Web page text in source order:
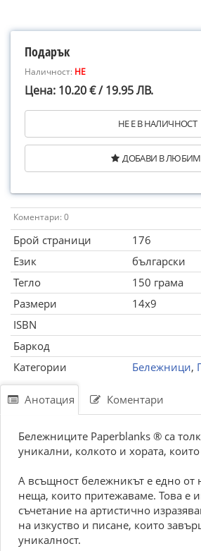
Подарък
Наличност: НЕ
Цена: 10.20 € / 19.95 ЛВ.
НЕ Е В НАЛИЧНОСТ
ДОБАВИ В
Коментари: 0
Брой страници
176
Език
български
Тегло
150 грама
Размери
14x9
ISBN
Баркод
Категории
Бележници,
Анотация Коментари
Бележниците Paperblanks ® са
уникални, колкото и хората, които
А всъщност бележникът е едно от
неща, които притежаваме. Това е
съчетание на артистично
на изкуство и писане, които
уникалност.